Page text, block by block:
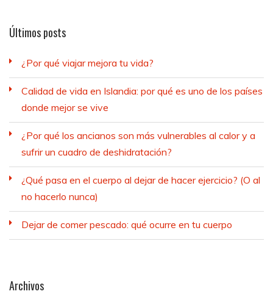
Últimos posts
¿Por qué viajar mejora tu vida?
Calidad de vida en Islandia: por qué es uno de los países
donde mejor se vive
¿Por qué los ancianos son más vulnerables al calor y a
sufrir un cuadro de deshidratación?
¿Qué pasa en el cuerpo al dejar de hacer ejercicio? (O al
no hacerlo nunca)
Dejar de comer pescado: qué ocurre en tu cuerpo
Archivos